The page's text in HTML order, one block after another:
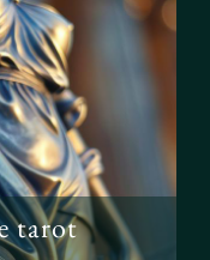
le tarot
tarot